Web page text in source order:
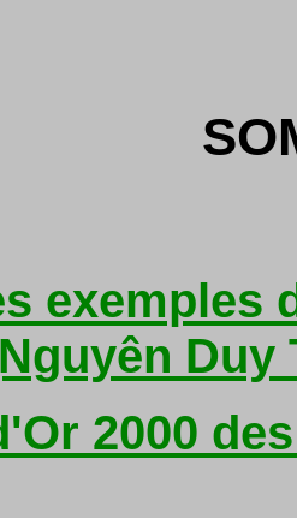
exemples
Duy
2000